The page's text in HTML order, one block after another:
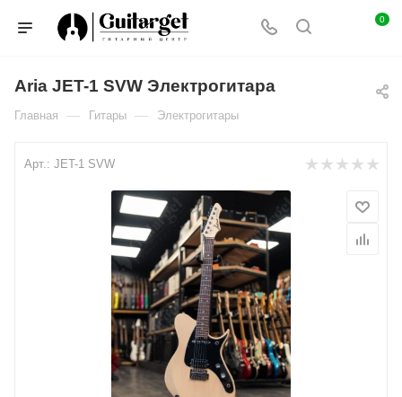
0
Aria JET-1 SVW Электрогитара
Главная — Гитары — Электрогитары
Арт.: JET-1 SVW